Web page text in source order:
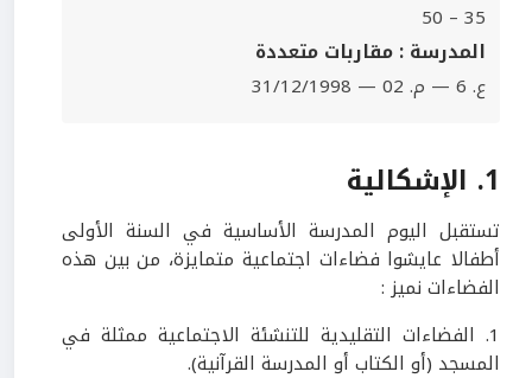
35 – 50
المدرسة : مقاربات متعددة
ع. 6 — م. 02 — 31/12/1998
1. الإشكالية
تستقبل اليوم المدرسة الأساسية في السنة الأولى
أطفالا عايشوا فضاءات اجتماعية متمايزة، من بين هذه
الفضاءات نميز :
1. الفضاءات التقليدية للتنشئة الاجتماعية ممثلة في
المسجد (أو الكتاب أو المدرسة القرآنية).